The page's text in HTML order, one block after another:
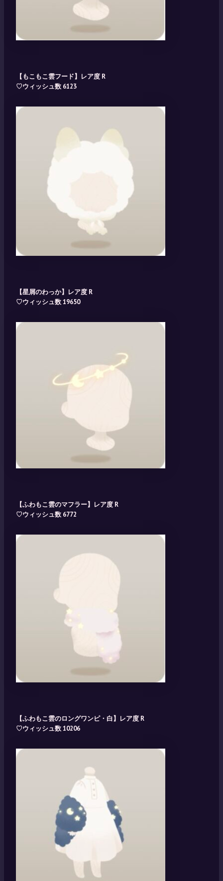
【もこもこ雲フード】レア度 R
♡ウィッシュ数 6123
【星屑のわっか】レア度 R
♡ウィッシュ数 19650
【ふわもこ雲のマフラー】レア度 R
♡ウィッシュ数 6772
【ふわもこ雲のロングワンピ・白】レア度 R
♡ウィッシュ数 10206